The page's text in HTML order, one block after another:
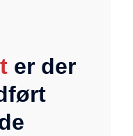
er der